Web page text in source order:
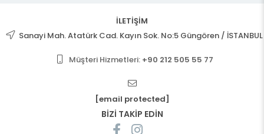
İLETİŞİM
Sanayi Mah. Atatürk Cad. Kayın Sok. No:5 Güngören / İSTANBUL
Müşteri Hizmetleri: +90 212 505 55 77
[email protected]
BİZİ TAKİP EDİN